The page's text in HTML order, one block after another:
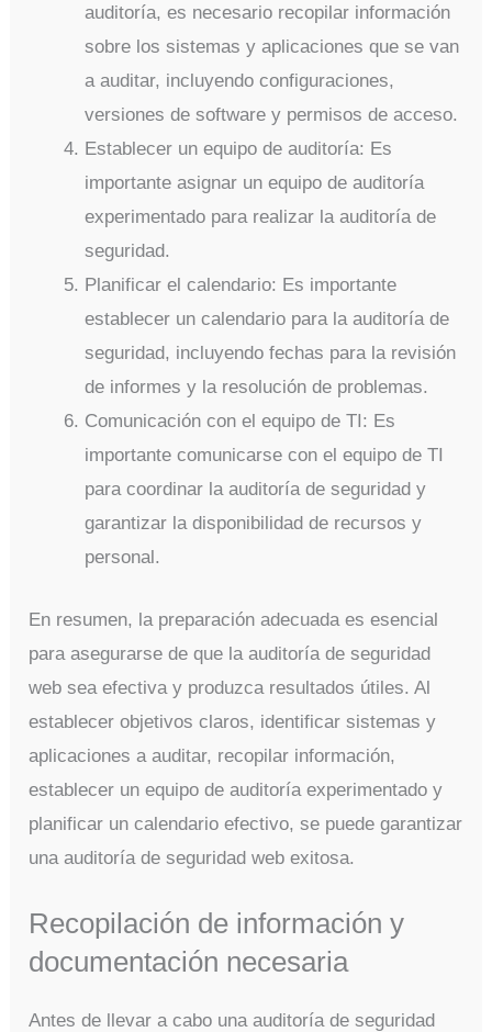
auditoría, es necesario recopilar información
sobre los sistemas y aplicaciones que se van
a auditar, incluyendo configuraciones,
versiones de software y permisos de acceso.
Establecer un equipo de auditoría: Es
importante asignar un equipo de auditoría
experimentado para realizar la auditoría de
seguridad.
Planificar el calendario: Es importante
establecer un calendario para la auditoría de
seguridad, incluyendo fechas para la revisión
de informes y la resolución de problemas.
Comunicación con el equipo de TI: Es
importante comunicarse con el equipo de TI
para coordinar la auditoría de seguridad y
garantizar la disponibilidad de recursos y
personal.
En resumen, la preparación adecuada es esencial
para asegurarse de que la auditoría de seguridad
web sea efectiva y produzca resultados útiles. Al
establecer objetivos claros, identificar sistemas y
aplicaciones a auditar, recopilar información,
establecer un equipo de auditoría experimentado y
planificar un calendario efectivo, se puede garantizar
una auditoría de seguridad web exitosa.
Recopilación de información y
documentación necesaria
Antes de llevar a cabo una auditoría de seguridad